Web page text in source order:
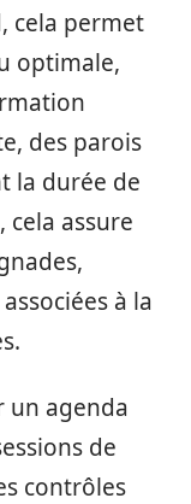
cela permet
optimale,
des parois
la durée de
assure
à la
un agenda
de
contrôles